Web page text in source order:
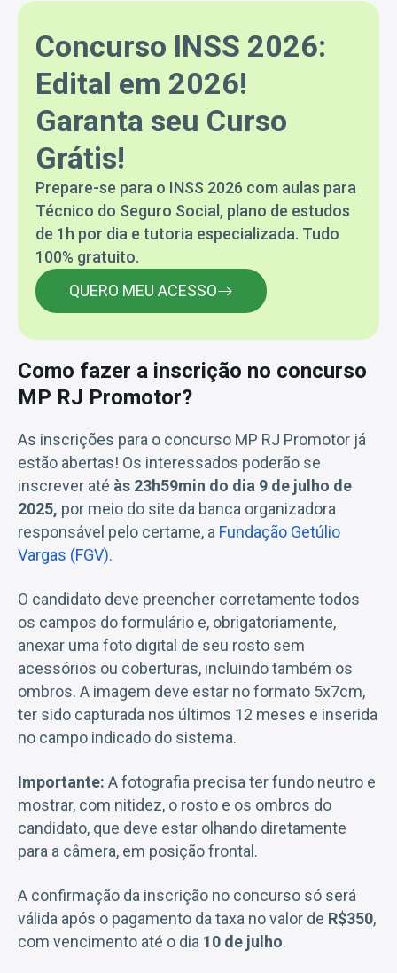
Concurso INSS 2026:
Edital em 2026!
Garanta seu Curso
Grátis!
Prepare-se para o INSS 2026 com aulas para
Técnico do Seguro Social, plano de estudos
de 1h por dia e tutoria especializada. Tudo
100% gratuito.
QUERO MEU ACESSO
Como fazer a inscrição no concurso
MP RJ Promotor?
As inscrições para o concurso MP RJ Promotor já
estão abertas! Os interessados poderão se
inscrever até às 23h59min do dia 9 de julho de
2025, por meio do site da banca organizadora
responsável pelo certame, a Fundação Getúlio
Vargas (FGV).
O candidato deve preencher corretamente todos
os campos do formulário e, obrigatoriamente,
anexar uma foto digital de seu rosto sem
acessórios ou coberturas, incluindo também os
ombros. A imagem deve estar no formato 5x7cm,
ter sido capturada nos últimos 12 meses e inserida
no campo indicado do sistema.
Importante: A fotografia precisa ter fundo neutro e
mostrar, com nitidez, o rosto e os ombros do
candidato, que deve estar olhando diretamente
para a câmera, em posição frontal.
A confirmação da inscrição no concurso só será
válida após o pagamento da taxa no valor de R$350,
com vencimento até o dia 10 de julho.